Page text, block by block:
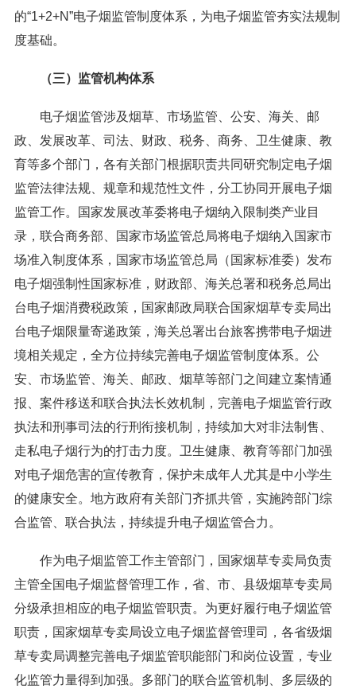
的“1+2+N”电子烟监管制度体系，为电子烟监管夯实法规制
度基础。
（三）监管机构体系
电子烟监管涉及烟草、市场监管、公安、海关、邮
政、发展改革、司法、财政、税务、商务、卫生健康、教
育等多个部门，各有关部门根据职责共同研究制定电子烟
监管法律法规、规章和规范性文件，分工协同开展电子烟
监管工作。国家发展改革委将电子烟纳入限制类产业目
录，联合商务部、国家市场监管总局将电子烟纳入国家市
场准入制度体系，国家市场监管总局（国家标准委）发布
电子烟强制性国家标准，财政部、海关总署和税务总局出
台电子烟消费税政策，国家邮政局联合国家烟草专卖局出
台电子烟限量寄递政策，海关总署出台旅客携带电子烟进
境相关规定，全方位持续完善电子烟监管制度体系。公
安、市场监管、海关、邮政、烟草等部门之间建立案情通
报、案件移送和联合执法长效机制，完善电子烟监管行政
执法和刑事司法的行刑衔接机制，持续加大对非法制售、
走私电子烟行为的打击力度。卫生健康、教育等部门加强
对电子烟危害的宣传教育，保护未成年人尤其是中小学生
的健康安全。地方政府有关部门齐抓共管，实施跨部门综
合监管、联合执法，持续提升电子烟监管合力。
作为电子烟监管工作主管部门，国家烟草专卖局负责
主管全国电子烟监督管理工作，省、市、县级烟草专卖局
分级承担相应的电子烟监管职责。为更好履行电子烟监管
职责，国家烟草专卖局设立电子烟监督管理司，各省级烟
草专卖局调整完善电子烟监管职能部门和岗位设置，专业
化监管力量得到加强。多部门的联合监管机制、多层级的